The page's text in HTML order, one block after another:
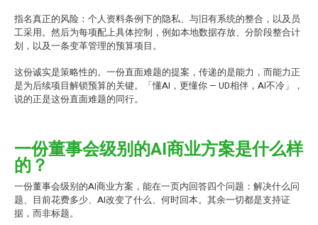
指名真正的风险：个人资料条例下的隐私、与旧有系统的整合，以及员
工采用。然后为每项配上具体控制，例如本地数据存放、分阶段整合计
划，以及一条变革管理的预算项目。
这份诚实是策略性的。一份直面难题的提案，传递的是能力，而能力正
是为后续项目解锁预算的关键。「懂AI，更懂你 — UD相伴，AI不冷」，
说的正是这份直面难题的同行。
一份董事会级别的AI商业方案是什么样
的？
一份董事会级别的AI商业方案，能在一页内回答四个问题：解决什么问
题、目前花费多少、AI改变了什么、何时回本。其余一切都是支持证
据，而非标题。